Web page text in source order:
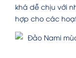
khá dễ chịu với
hợp cho các